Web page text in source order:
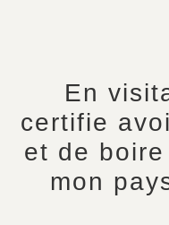
En
certifie
et de
mon